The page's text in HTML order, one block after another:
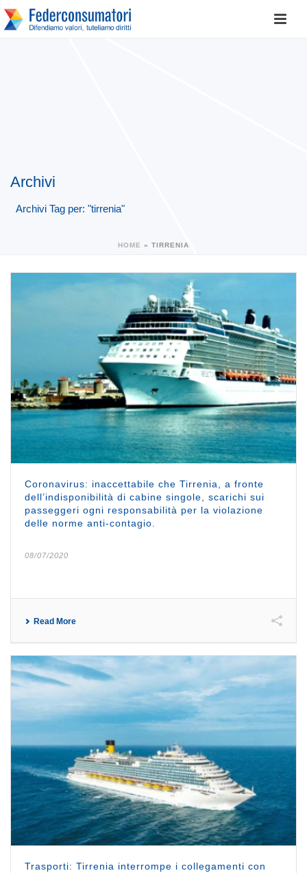
Archivi
Archivi Tag per: "tirrenia"
HOME » TIRRENIA
Coronavirus: inaccettabile che Tirrenia, a fronte
dell’indisponibilità di cabine singole, scarichi sui
passeggeri ogni responsabilità per la violazione
delle norme anti-contagio.
08/07/2020
Read More
Trasporti: Tirrenia interrompe i collegamenti con